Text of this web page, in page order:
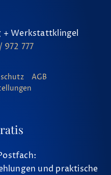
Werkstattklingel
972 777
AGB
und praktische